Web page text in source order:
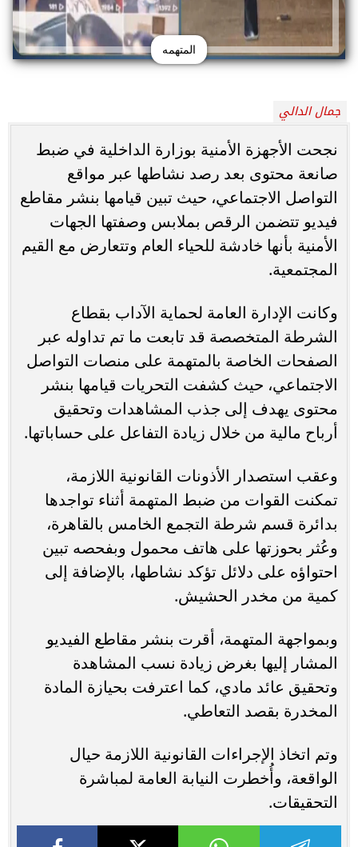
المتهمه
جمال الدالي
نجحت الأجهزة الأمنية بوزارة الداخلية في ضبط
صانعة محتوى بعد رصد نشاطها عبر مواقع
التواصل الاجتماعي، حيث تبين قيامها بنشر مقاطع
فيديو تتضمن الرقص بملابس وصفتها الجهات
الأمنية بأنها خادشة للحياء العام وتتعارض مع القيم
المجتمعية.
وكانت الإدارة العامة لحماية الآداب بقطاع
الشرطة المتخصصة قد تابعت ما تم تداوله عبر
الصفحات الخاصة بالمتهمة على منصات التواصل
الاجتماعي، حيث كشفت التحريات قيامها بنشر
محتوى يهدف إلى جذب المشاهدات وتحقيق
أرباح مالية من خلال زيادة التفاعل على حساباتها.
وعقب استصدار الأذونات القانونية اللازمة،
تمكنت القوات من ضبط المتهمة أثناء تواجدها
بدائرة قسم شرطة التجمع الخامس بالقاهرة،
وعُثر بحوزتها على هاتف محمول وبفحصه تبين
احتواؤه على دلائل تؤكد نشاطها، بالإضافة إلى
كمية من مخدر الحشيش.
وبمواجهة المتهمة، أقرت بنشر مقاطع الفيديو
المشار إليها بغرض زيادة نسب المشاهدة
وتحقيق عائد مادي، كما اعترفت بحيازة المادة
المخدرة بقصد التعاطي.
وتم اتخاذ الإجراءات القانونية اللازمة حيال
الواقعة، وأُخطرت النيابة العامة لمباشرة
التحقيقات.